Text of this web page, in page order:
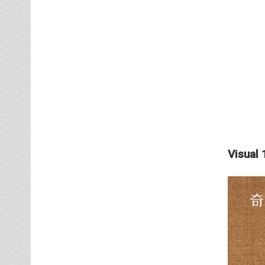
Visual